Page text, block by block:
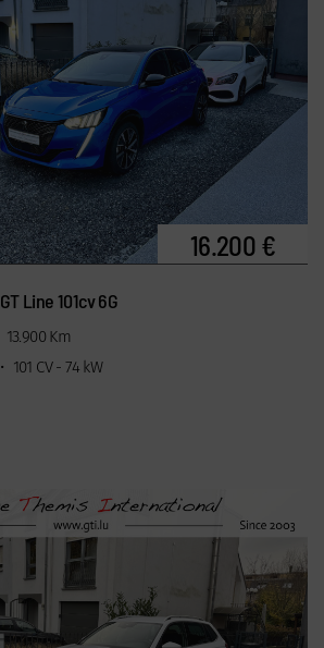
16.200 €
GT Line 101cv 6G
13.900 Km
• 101 CV - 74 kW